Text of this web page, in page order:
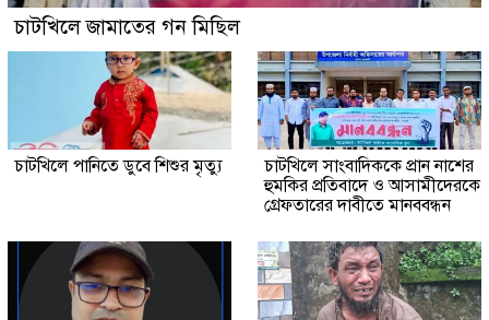
চাটখিলে জামাতের গন মিছিল
চাটখিলে পানিতে ডুবে শিশুর মৃত্যু
চাটখিলে সাংবাদিককে প্রান নাশের
হুমকির প্রতিবাদে ও আসামীদেরকে
গ্রেফতারের দাবীতে মানববন্ধন